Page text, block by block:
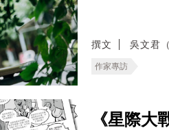
撰文 吳文君
作家專訪
《星際